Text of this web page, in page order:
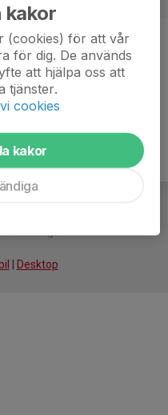
Desktop
kakor
(cookies) för att vår
för dig. De används
att hjälpa oss att
tjänster.
cookies
kakor